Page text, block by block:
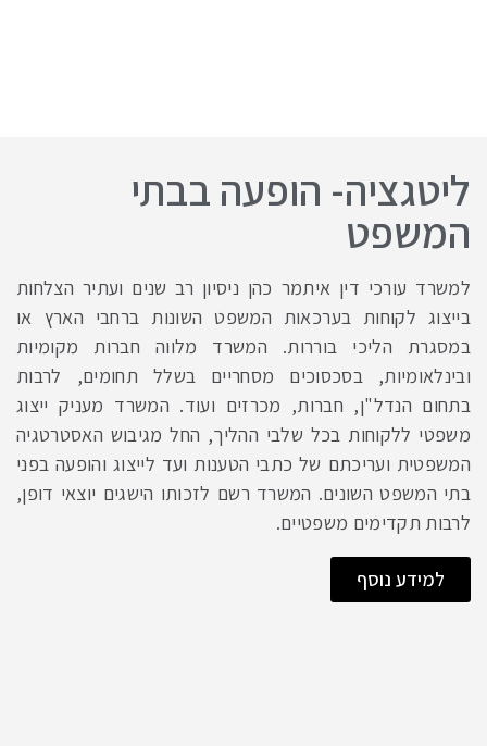
ליטגציה- הופעה בבתי
המשפט
למשרד עורכי דין איתמר כהן ניסיון רב שנים ועתיר הצלחות
בייצוג לקוחות בערכאות המשפט השונות ברחבי הארץ או
במסגרת הליכי בוררות. המשרד מלווה חברות מקומיות
ובינלאומיות, בסכסוכים מסחריים בשלל תחומים, לרבות
בתחום הנדל"ן, חברות, מכרזים ועוד. המשרד מעניק ייצוג
משפטי ללקוחות בכל שלבי ההליך, החל מגיבוש האסטרטגיה
המשפטית ועריכתם של כתבי הטענות ועד לייצוג והופעה בפני
בתי המשפט השונים. המשרד רשם לזכותו הישגים יוצאי דופן,
לרבות תקדימים משפטיים.
למידע נוסף